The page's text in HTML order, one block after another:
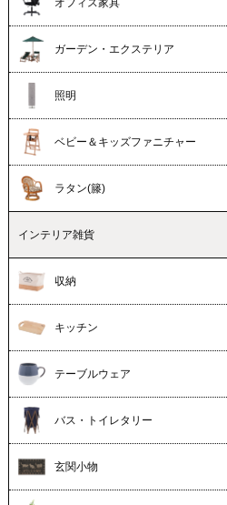
ガーデン・エクステリア
照明
ベビー＆キッズファニチャー
ラタン(籐)
インテリア雑貨
収納
キッチン
テーブルウェア
バス・トイレタリー
玄関小物